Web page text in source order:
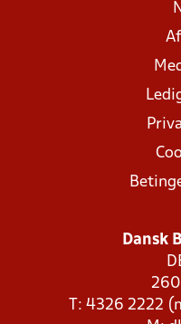
Dansk
T: 4326 2222